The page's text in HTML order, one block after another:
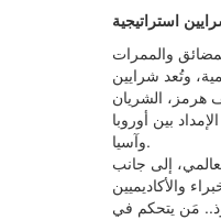
استراتيجية
والممرات
تمرُّ عبرها نحو 80 % من التجارة العالمية، وتُعد شرايين
هرمز، الشريان
بين أوروبا
وآسيا.
إلى جانب
والأكاديميين
مَن يتحكم في